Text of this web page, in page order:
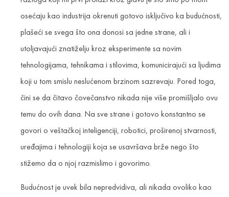
osećaju kao industrija okrenuti gotovo isključivo ka budućnosti,
plašeći se svega što ona donosi sa jedne strane, ali i
utoljavajući znatiželju kroz eksperimente sa novim
tehnologijama, tehnikama i stilovima, komunicirajući sa ljudima
koji u tom smislu neslućenom brzinom sazrevaju. Pored toga,
čini se da čitavo čovečanstvo nikada nije više promišljalo ovu
temu do ovih dana. Na sve strane i gotovo konstantno se
govori o veštačkoj inteligenciji, robotici, proširenoj stvarnosti,
uređajima i tehnologiji koja se usavršava brže nego što
stižemo da o njoj razmislimo i govorimo.
Budućnost je uvek bila nepredvidiva, ali nikada ovoliko kao